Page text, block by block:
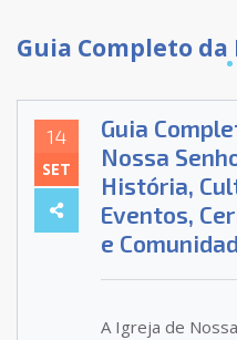
14
SET
Guia
Nossa
História,
Eventos,
e
A Igreja de